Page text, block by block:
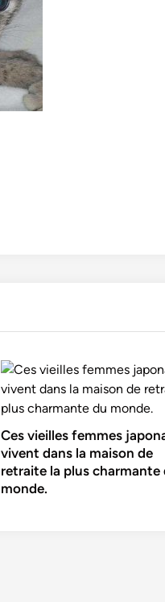
Ces vieilles femmes
vivent dans la maison de
retraite la plus charmante
monde.